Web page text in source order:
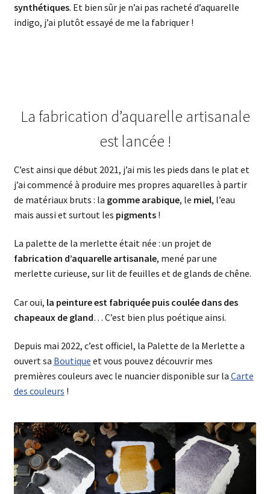
synthétiques. Et bien sûr je n’ai pas racheté d’aquarelle
indigo, j’ai plutôt essayé de me la fabriquer !
La fabrication d’aquarelle artisanale
est lancée !
C’est ainsi que début 2021, j’ai mis les pieds dans le plat et
j’ai commencé à produire mes propres aquarelles à partir
de matériaux bruts : la gomme arabique, le miel, l’eau
mais aussi et surtout les pigments !
La palette de la merlette était née : un projet de
fabrication d’aquarelle artisanale, mené par une
merlette curieuse, sur lit de feuilles et de glands de chêne.
Car oui, la peinture est fabriquée puis coulée dans des
chapeaux de gland… C’est bien plus poétique ainsi.
Depuis mai 2022, c’est officiel, la Palette de la Merlette a
ouvert sa Boutique et vous pouvez découvrir mes
premières couleurs avec le nuancier disponible sur la Carte
des couleurs !